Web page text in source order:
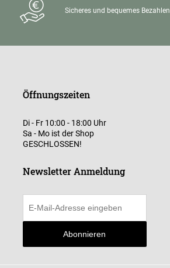
Sicheres und bequemes Bezahlen
Öffnungszeiten
Di - Fr 10:00 - 18:00 Uhr
Sa - Mo ist der Shop
GESCHLOSSEN!
Newsletter Anmeldung
Abonnieren